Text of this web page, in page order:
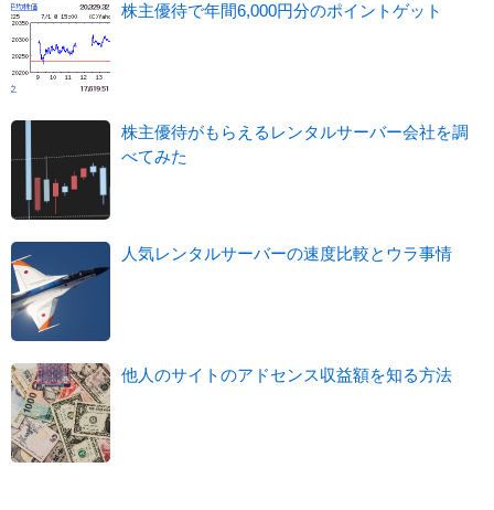
株主優待で年間6,000円分のポイントゲット
株主優待がもらえるレンタルサーバー会社を調
べてみた
人気レンタルサーバーの速度比較とウラ事情
他人のサイトのアドセンス収益額を知る方法